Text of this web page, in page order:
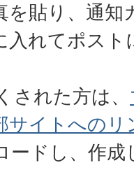
を貼り、通
入れてポス
された方は、
サイトへのリ
ードし、作